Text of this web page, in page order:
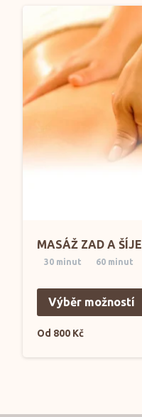
MASÁŽ ZAD A ŠÍJE
30 minut 60 minut
Výběr možností
Od 800 Kč